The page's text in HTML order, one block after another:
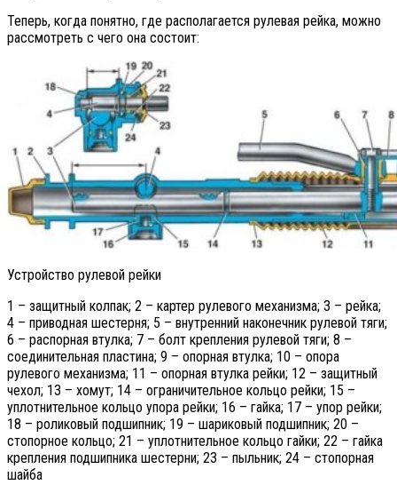
Теперь, когда понятно, где располагается рулевая рейка, можно
рассмотреть с чего она состоит:
Устройство рулевой рейки
1 – защитный колпак; 2 – картер рулевого механизма; 3 – рейка;
4 – приводная шестерня; 5 – внутренний наконечник рулевой тяги;
6 – распорная втулка; 7 – болт крепления рулевой тяги; 8 –
соединительная пластина; 9 – опорная втулка; 10 – опора
рулевого механизма; 11 – опорная втулка рейки; 12 – защитный
чехол; 13 – хомут; 14 – ограничительное кольцо рейки; 15 –
уплотнительное кольцо упора рейки; 16 – гайка; 17 – упор рейки;
18 – роликовый подшипник; 19 – шариковый подшипник; 20 –
стопорное кольцо; 21 – уплотнительное кольцо гайки; 22 – гайка
крепления подшипника шестерни; 23 – пыльник; 24 – стопорная
шайба